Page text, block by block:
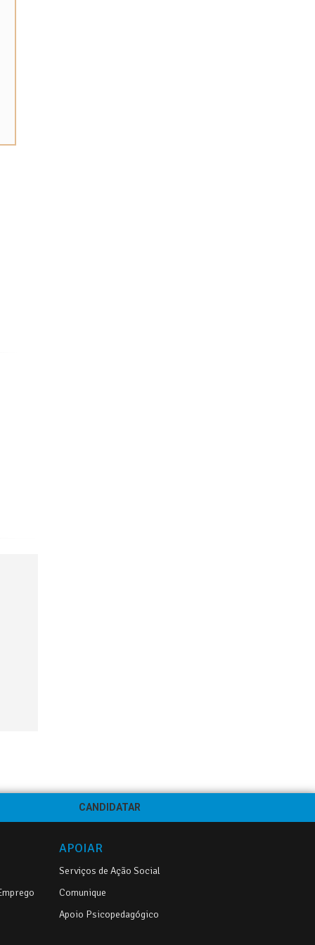
CANDIDATAR
APOIAR
Serviços de Ação Social
Comunique
Apoio Psicopedagógico